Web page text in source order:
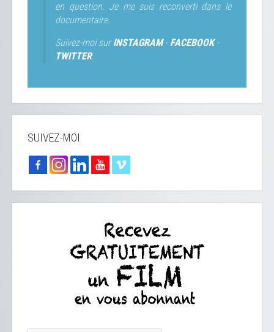
en question. Je me suis reconverti dans le
documentaire.
Suivez-moi surINSTAGRAM- FACEBOOK-
TWITTER
SUIVEZ-MOI